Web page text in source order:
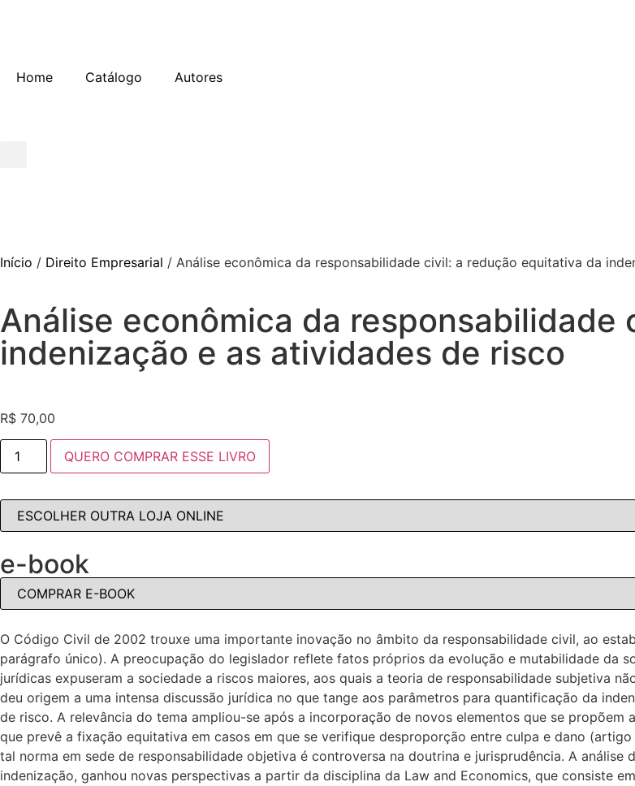
Home Catálogo Autores
Início / Direito Empresarial / Análise econômica da responsabilidade civil: a redução equitativa da
Análise econômica da
indenização e as atividades de risco
R$ 70,00
QUERO COMPRAR ESSE LIVRO
e-book
O Código Civil de 2002 trouxe uma importante inovação no âmbito da responsabilidade civil, ao
parágrafo único). A preocupação do legislador reflete fatos próprios da evolução e mutabilidade da
jurídicas expuseram a sociedade a riscos maiores, aos quais a teoria de responsabilidade subjetiva
deu origem a uma intensa discussão jurídica no que tange aos parâmetros para quantificação da
de risco. A relevância do tema ampliou-se após a incorporação de novos elementos que se
que prevê a fixação equitativa em casos em que se verifique desproporção entre culpa e dano
tal norma em sede de responsabilidade objetiva é controversa na doutrina e jurisprudência. A
indenização, ganhou novas perspectivas a partir da disciplina da Law and Economics, que consiste